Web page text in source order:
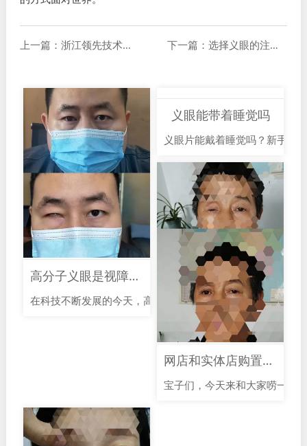
上一篇：浙江领先技术打造逼真先进义眼 下一篇：选择义眼的注意事项！！
高分子义眼是视障者的新希望
在科技不断发展的今天，高分子义眼的出现为视障者的生活
义眼能带着睡觉吗
义眼片能戴着睡觉吗？新手必
网店和实体店购置义眼有何区别
宝子们，今天来和大家唠一唠